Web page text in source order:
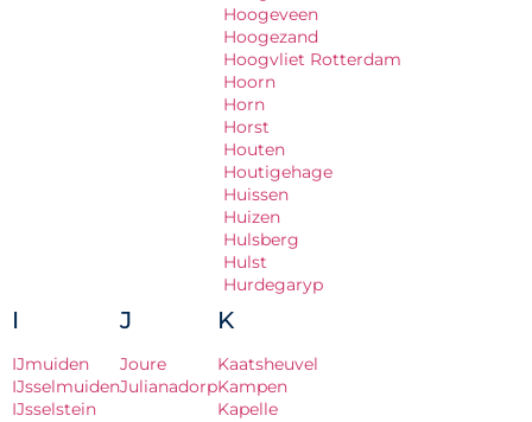
Hoogeveen
Hoogezand
Hoogvliet Rotterdam
Hoorn
Horn
Horst
Houten
Houtigehage
Huissen
Huizen
Hulsberg
Hulst
Hurdegaryp
I
IJmuiden
IJsselmuiden
IJsselstein
J
Joure
Julianadorp
K
Kaatsheuvel
Kampen
Kapelle